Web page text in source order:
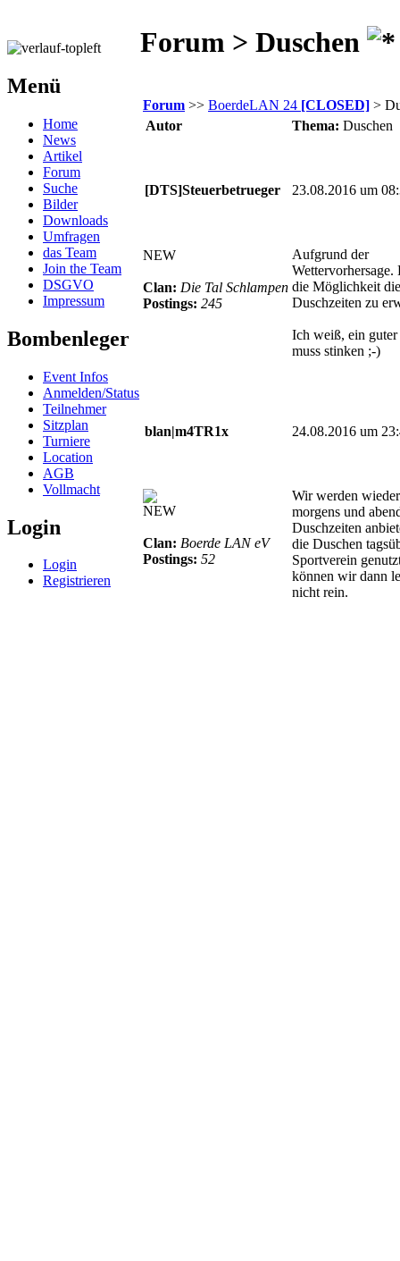
Menü
Home
News
Artikel
Forum
Suche
Bilder
Downloads
Umfragen
das Team
Join the Team
DSGVO
Impressum
Bombenleger
Event Infos
Anmelden/Status
Teilnehmer
Sitzplan
Turniere
Location
AGB
Vollmacht
Login
Login
Registrieren
Forum > Duschen
Forum >> BoerdeLAN 24 [CLOSED] >
Autor
Thema: Duschen
[DTS]Steuerbetrueger 23.08.2016 um
NEW
Clan: Die Tal Schlampen
Postings: 245
Aufgrund der
Wettervorhersage.
die Möglichkeit die
Duschzeiten zu
Ich weiß, ein
muss stinken ;-)
blan|m4TR1x 24.08.2016 um
NEW
Clan: Boerde LAN eV
Postings: 52
Wir werden wieder
morgens und
Duschzeiten
die Duschen
Sportverein
können wir dann
nicht rein.